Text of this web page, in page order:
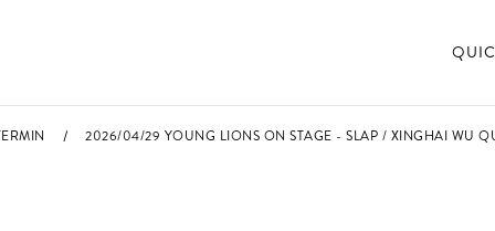
2026/04/29 YOUNG LIONS ON STAGE - SLAP / XINGHAI WU